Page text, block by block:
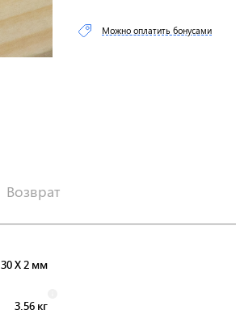
Можно оплатить бонусами
Возврат
30X2 мм
3.56 кг